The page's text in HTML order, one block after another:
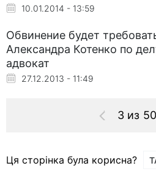
10.01.2014 - 13:59
Обвинение будет
Александра Котенко по
адвокат
27.12.2013 - 11:49
3 из 50
Ця сторінка була корисна?